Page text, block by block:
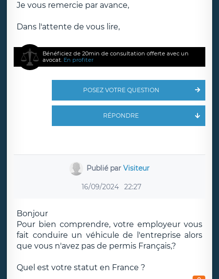
Je vous remercie par avance,
Dans l'attente de vous lire,
Bénéficiez de 20min de consultation offerte avec un
avocat. En profiter
POSEZ VOTRE QUESTION
RÉPONDRE
Publié parVisiteur
16/09/2024 22:27
Bonjour
Pour bien comprendre, votre employeur vous
fait conduire un véhicule de l'entreprise alors
que vous n'avez pas de permis Français,?
Quel est votre statut en France ?